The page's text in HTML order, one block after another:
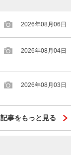
2026年08月06日
2026年08月04日
2026年08月03日
記事をもっと見る